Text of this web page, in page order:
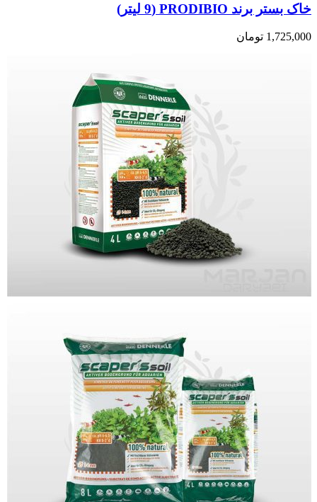
خاک بستر برند PRODIBIO (9 لیتر)
1,725,000 تومان